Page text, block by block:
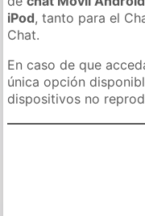
iPod, tanto para el
Chat.
En caso de que
única opción
dispositivos no